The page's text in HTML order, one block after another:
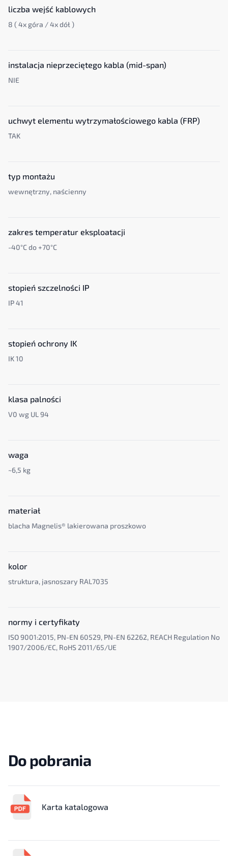
liczba wejść kablowych
8 ( 4x góra / 4x dół )
instalacja nieprzeciętego kabla (mid-span)
NIE
uchwyt elementu wytrzymałościowego kabla (FRP)
TAK
typ montażu
wewnętrzny, naścienny
zakres temperatur eksploatacji
-40°C do +70°C
stopień szczelności IP
IP 41
stopień ochrony IK
IK 10
klasa palności
V0 wg UL 94
waga
~6,5 kg
materiał
blacha Magnelis® lakierowana proszkowo
kolor
struktura, jasnoszary RAL7035
normy i certyfikaty
ISO 9001:2015, PN-EN 60529, PN-EN 62262, REACH Regulation No
1907/2006/EC, RoHS 2011/65/UE
Do pobrania
Karta katalogowa